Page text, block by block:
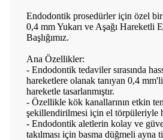
Endodontik prosedürler için özel
0,4 mm Yukarı ve Aşağı Hareketli
Başlığımız.
Ana Özellikler:
- Endodontik tedaviler sırasında
hareketlere olanak tanıyan 0,4
hareketle tasarlanmıştır.
- Özellikle kök kanallarının etkin
şekillendirilmesi için el törpüleriyle
- Endodontik aletlerin kolay ve
takılması için basma düğmeli ayna